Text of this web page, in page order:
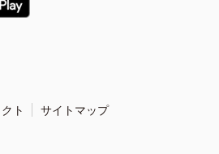
ト サイトマップ